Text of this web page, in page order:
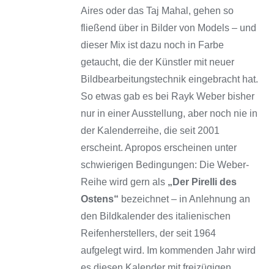
Aires oder das Taj Mahal, gehen so
fließend über in Bilder von Models – und
dieser Mix ist dazu noch in Farbe
getaucht, die der Künstler mit neuer
Bildbearbeitungstechnik eingebracht hat.
So etwas gab es bei Rayk Weber bisher
nur in einer Ausstellung, aber noch nie in
der Kalenderreihe, die seit 2001
erscheint. Apropos erscheinen unter
schwierigen Bedingungen: Die Weber-
Reihe wird gern als „Der Pirelli des
Ostens“ bezeichnet – in Anlehnung an
den Bildkalender des italienischen
Reifenherstellers, der seit 1964
aufgelegt wird. Im kommenden Jahr wird